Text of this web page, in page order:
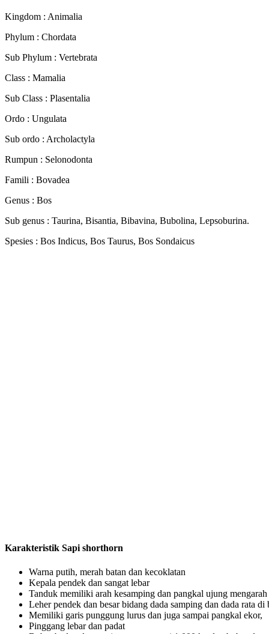
Kingdom : Animalia
Phylum : Chordata
Sub Phylum : Vertebrata
Class : Mamalia
Sub Class : Plasentalia
Ordo : Ungulata
Sub ordo : Archolactyla
Rumpun : Selonodonta
Famili : Bovadea
Genus : Bos
Sub genus : Taurina, Bisantia, Bibavina, Bubolina, Lepsoburina.
Spesies : Bos Indicus, Bos Taurus, Bos Sondaicus
Karakteristik Sapi shorthorn
Warna putih, merah batan dan kecoklatan
Kepala pendek dan sangat lebar
Tanduk memiliki arah kesamping dan pangkal ujung mengarah
Leher pendek dan besar bidang dada samping dan dada rata di
Memiliki garis punggung lurus dan juga sampai pangkal ekor,
Pinggang lebar dan padat